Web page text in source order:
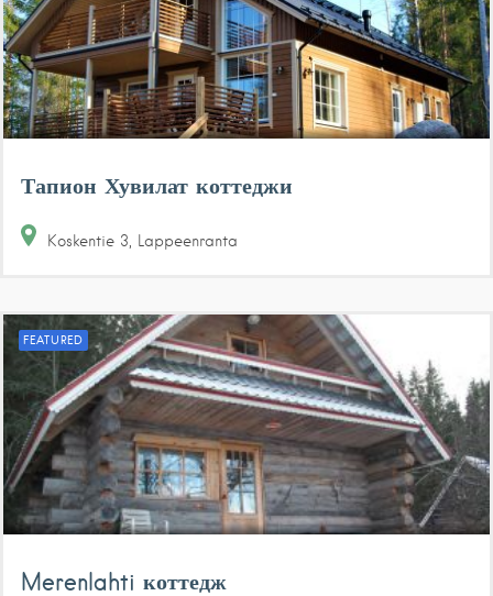
Тапион Хувилат коттеджи
Koskentie 3 Lappeenranta
FEATURED
Merenlahti коттедж